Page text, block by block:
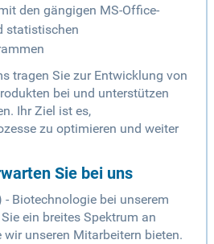
den gängigen MS-Office-
statistischen
tragen Sie zur Entwicklung von
bei und unterstützen
Ihr Ziel ist es,
zu optimieren und weiter
Sie bei uns
Biotechnologie bei unserem
ein breites Spektrum an
wir unseren Mitarbeitern bieten.